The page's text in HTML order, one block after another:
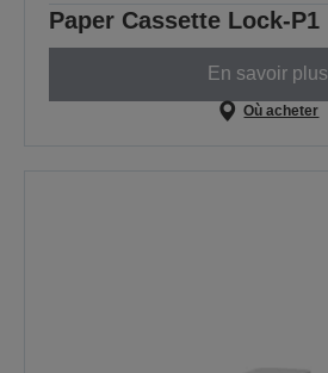
Paper Cassette Lock-P1
En savoir plus
Où acheter